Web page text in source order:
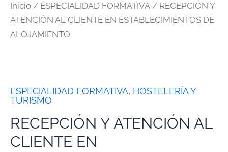
Inicio / ESPECIALIDAD FORMATIVA / RECEPCIÓN Y
ATENCIÓN AL CLIENTE EN ESTABLECIMIENTOS DE
ALOJAMIENTO
ESPECIALIDAD FORMATIVA, HOSTELERÍA Y
TURISMO
RECEPCIÓN Y ATENCIÓN AL
CLIENTE EN